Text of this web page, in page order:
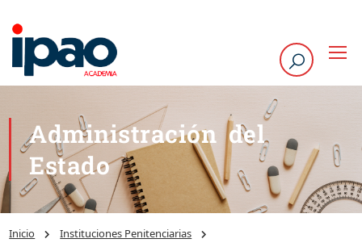
Administración del
Estado
Inicio
Instituciones Penitenciarias